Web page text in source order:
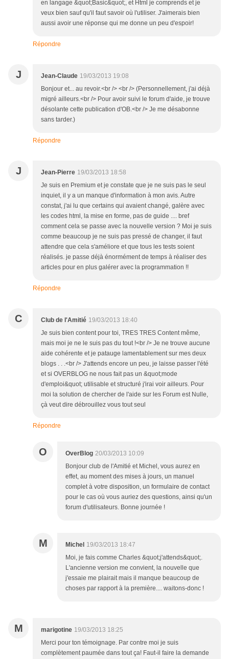
en langage &quot;Basic&quot;, et Html je comprends et je
veux bien sauf qu'il faut savoir où l'utiliser. J'aimerais bien
aussi avoir une réponse qui me donne un peu d'espoir!
Répondre
J Jean-Claude 19/03/2013 19:08
Bonjour et... au revoir.<br /> <br /> (Personnellement, j'ai déjà
migré ailleurs.<br /> Pour avoir suivi le forum d'aide, je trouve
désolante cette publication d'OB.<br /> Je me désabonne
sans tarder.)
Répondre
J Jean-Pierre 19/03/2013 18:58
Je suis en Premium et je constate que je ne suis pas le seul
inquiet, il y a un manque d'information à mon avis. Autre
constat, j'ai lu que certains qui avaient changé, galère avec
les codes html, la mise en forme, pas de guide .... bref
comment cela se passe avec la nouvelle version ? Moi je suis
comme beaucoup je ne suis pas pressé de changer, il faut
attendre que cela s'améliore et que tous les tests soient
réalisés. je passe déjà énormément de temps à réaliser des
articles pour en plus galérer avec la programmation !!
Répondre
C Club de l'Amitié 19/03/2013 18:40
Je suis bien content pour toi, TRES TRES Content même,
mais moi je ne le suis pas du tout !<br /> Je ne trouve aucune
aide cohérente et je patauge lamentablement sur mes deux
blogs . . .<br /> J'attends encore un peu, je laisse passer l'été
et si OVERBLOG ne nous fait pas un &quot;mode
d'emploi&quot; utilisable et structuré j'irai voir ailleurs. Pour
moi la solution de chercher de l'aide sur les Forum est Nulle,
çà veut dire débrouillez vous tout seul
Répondre
O OverBlog 20/03/2013 10:09
Bonjour club de l'Amitié et Michel, vous aurez en
effet, au moment des mises à jours, un manuel
complet à votre disposition, un formulaire de contact
pour le cas où vous auriez des questions, ainsi qu'un
forum d'utilisateurs. Bonne journée !
M Michel 19/03/2013 18:47
Moi, je fais comme Charles &quot;j'attends&quot;.
L'ancienne version me convient, la nouvelle que
j'essaie me plairait mais il manque beaucoup de
choses par rapport à la première.... waitons-donc !
M marigotine 19/03/2013 18:25
Merci pour ton témoignage. Par contre moi je suis
complètement paumée dans tout ça! Faut-il faire la demande